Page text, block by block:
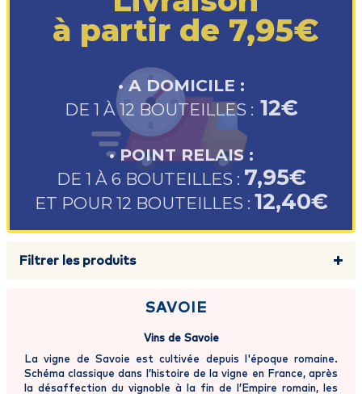
Livraison
à partir de 7,95€
• A DOMICILE :
DE 1 À 12 BOUTEILLES : 12€
• POINT RELAIS :
DE 1 À 6 BOUTEILLES : 7,95€
ET POUR 12 BOUTEILLES : 12,40€
Filtrer les produits
SAVOIE
Vins de Savoie
La vigne de Savoie est cultivée depuis l'époque romaine.
Schéma classique dans l’histoire de la vigne en France, après
la désaffection du vignoble à la fin de l’Empire romain, les